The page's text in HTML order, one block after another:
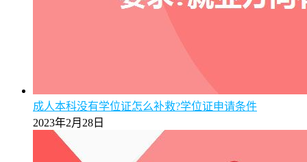
成人本科没有学位证怎么补救?学位证申请条件
2023年2月28日